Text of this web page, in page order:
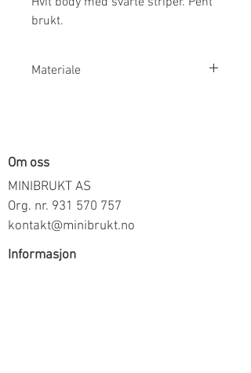
brukt.
Materiale
Om oss
MINIBRUKT AS
Org. nr. 931 570 757
kontakt@minibrukt.no
Informasjon